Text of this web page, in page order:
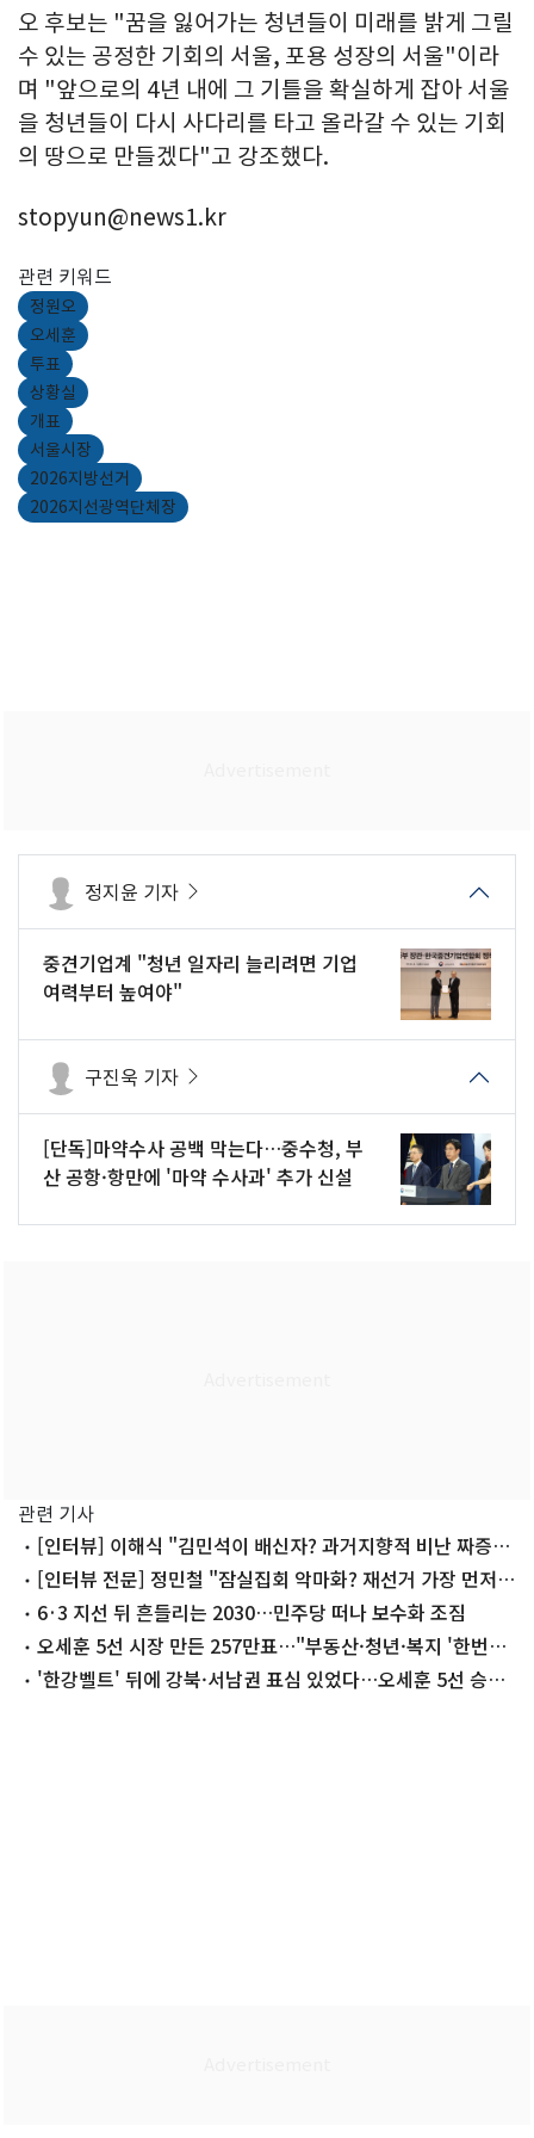
오 후보는 "꿈을 잃어가는 청년들이 미래를 밝게 그릴
수 있는 공정한 기회의 서울, 포용 성장의 서울"이라
며 "앞으로의 4년 내에 그 기틀을 확실하게 잡아 서울
을 청년들이 다시 사다리를 타고 올라갈 수 있는 기회
의 땅으로 만들겠다"고 강조했다.
stopyun@news1.kr
관련 키워드
정원오
오세훈
투표
상황실
개표
서울시장
2026지방선거
2026지선광역단체장
정지윤 기자
중견기업계 "청년 일자리 늘리려면 기업
여력부터 높여야"
구진욱 기자
[단독]마약수사 공백 막는다…중수청, 부
산 공항·항만에 '마약 수사과' 추가 신설
관련 기사
[인터뷰] 이해식 "김민석이 배신자? 과거지향적 비난 짜증날
지경"
[인터뷰 전문] 정민철 "잠실집회 악마화? 재선거 가장 먼저
외쳤다"
6·3 지선 뒤 흔들리는 2030…민주당 떠나 보수화 조짐
오세훈 5선 시장 만든 257만표…"부동산·청년·복지 '한번
더'"'한강벨트' 뒤에 강북·서남권 표심 있었다…오세훈 5선 승리